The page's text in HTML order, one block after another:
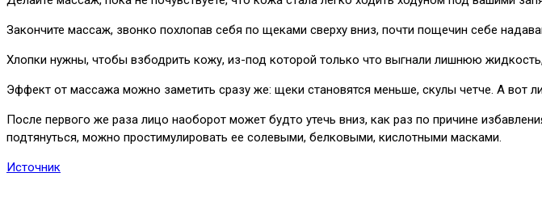
Закончите массаж, звонко похлопав себя по щеками сверху вниз, почти пощечин себе
Хлопки нужны, чтобы взбодрить кожу, из-под которой только что выгнали лишнюю
Эффект от массажа можно заметить сразу же: щеки становятся меньше, скулы четче. А вот
После первого же раза лицо наоборот может будто утечь вниз, как раз по причине
подтянуться, можно простимулировать ее солевыми, белковыми, кислотными масками.
Источник